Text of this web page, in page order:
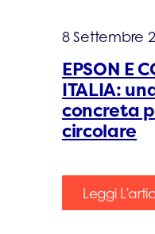
8 Settembre
EPSON E
ITALIA:
concreta
circolare
Leggi